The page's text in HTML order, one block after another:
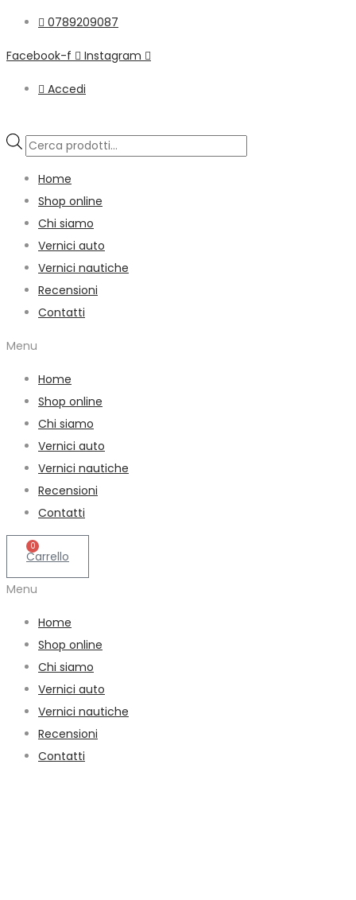
0789209087
Facebook-f Instagram
Accedi
Products
Home
Shop online
Chi siamo
Vernici auto
Vernici nautiche
Recensioni
Contatti
Menu
Home
Shop online
Chi siamo
Vernici auto
Vernici nautiche
Recensioni
Contatti
0
Carrello
Menu
Home
Shop online
Chi siamo
Vernici auto
Vernici nautiche
Recensioni
Contatti